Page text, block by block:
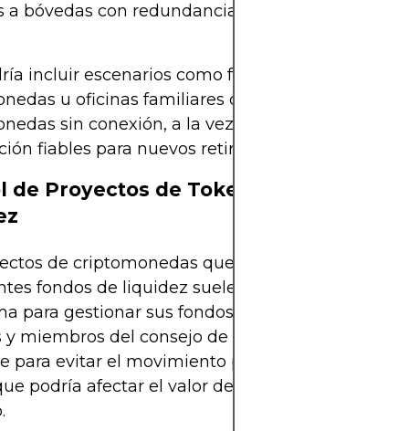
a bóvedas con redundancia integrada y
incluir escenarios como fondos de cobertura
u oficinas familiares que almacenan
sin conexión, a la vez que aplican
fiables para nuevos retiros.
de Proyectos de Tokens y Fondos de
de criptomonedas que lanzan tokens o
fondos de liquidez suelen utilizar monederos
para gestionar sus fondos. Los desarrolladores,
y miembros del consejo de gobernanza pueden
para evitar el movimiento prematuro o no
podría afectar el valor del token o la